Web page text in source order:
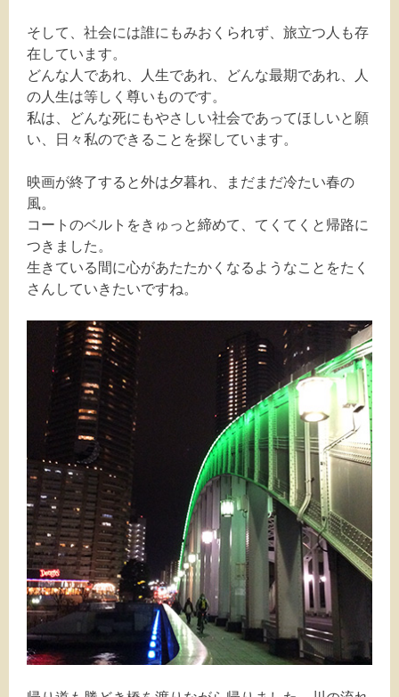
そして、社会には誰にもみおくられず、旅立つ人も存
在しています。
どんな人であれ、人生であれ、どんな最期であれ、人
の人生は等しく尊いものです。
私は、どんな死にもやさしい社会であってほしいと願
い、日々私のできることを探しています。
映画が終了すると外は夕暮れ、まだまだ冷たい春の
風。
コートのベルトをきゅっと締めて、てくてくと帰路に
つきました。
生きている間に心があたたかくなるようなことをたく
さんしていきたいですね。